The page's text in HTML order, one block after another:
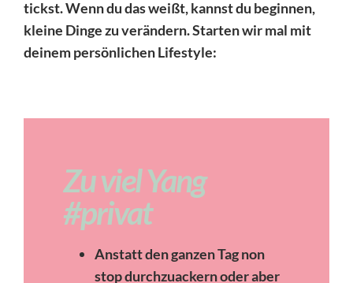
tickst. Wenn du das weißt, kannst du beginnen,
kleine Dinge zu verändern. Starten wir mal mit
deinem persönlichen Lifestyle:
Zu viel Yang
#privat
Anstatt den ganzen Tag non
stop durchzuackern oder aber